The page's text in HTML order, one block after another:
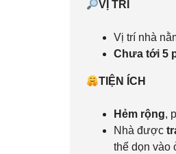
VỊ TRÍ
Vị trí nhà
Chưa tới 5
TIỆN ÍCH
Hẻm rộng,
Nhà được
thể dọn vào